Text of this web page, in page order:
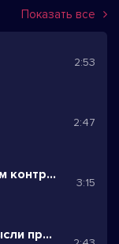
Показать все
2:53
2:47
но базару ноль мы держим контроль
3:15
Снова день снова ночь мысли прочь в эту ночь